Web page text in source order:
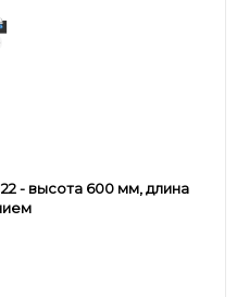
- высота 600 мм, длина